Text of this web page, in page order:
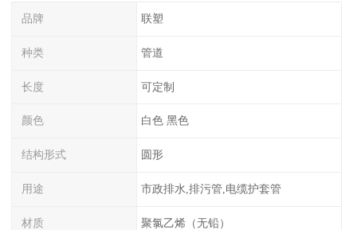
品牌 联塑
种类 管道
长度 可定制
颜色 白色 黑色
结构形式 圆形
用途 市政排水,排污管,电缆护套管
材质 聚氯乙烯（无铅）